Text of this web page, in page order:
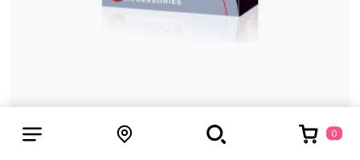
Модуль стеклоподъемника Pandora DWM
502
0